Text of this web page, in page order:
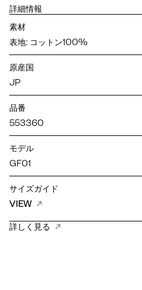
詳細情報
素材
表地: コットン100%
原産国
JP
品番
553360
モデル
GF01
サイズガイド
VIEW
詳しく見る